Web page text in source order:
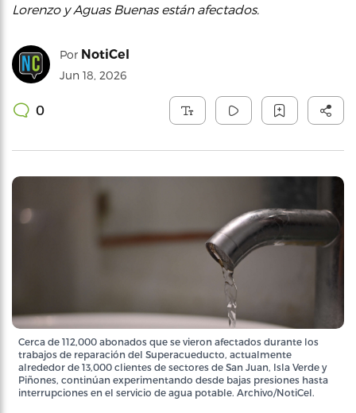
Lorenzo y Aguas Buenas están afectados.
Por NotiCel
Jun 18, 2026
0
Cerca de 112,000 abonados que se vieron afectados durante los
trabajos de reparación del Superacueducto, actualmente
alrededor de 13,000 clientes de sectores de San Juan, Isla Verde y
Piñones, continúan experimentando desde bajas presiones hasta
interrupciones en el servicio de agua potable. Archivo/NotiCel.